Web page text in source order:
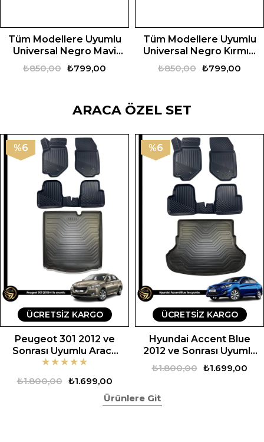
Tüm Modellere Uyumlu
Universal Negro Mavi
Oto Paspas
₺799,00
₺850,00
Tüm Modellere Uyumlu
Universal Negro Kırmızı
Oto Paspas
₺799,00
₺850,00
ARACA ÖZEL SET
Peugeot 301 2012 ve
Sonrası Uyumlu Araca
Özel Set
★★★★★
₺1.699,00
₺1.800,00
%6
ÜCRETSIZ KARGO
Hyundai Accent Blue
2012 ve Sonrası Uyumlu
Araca Özel Set
₺1.699,00
₺1.800,00
%6
ÜCRETSIZ KARGO
Ürünlere Git